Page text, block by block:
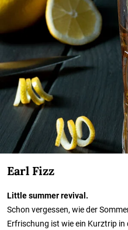
Earl Fizz
Little summer revival.
Schon vergessen, wie der
Erfrischung ist wie ein Kurztrip in